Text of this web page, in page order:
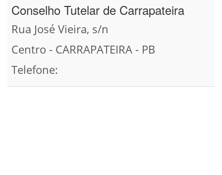
Conselho Tutelar de Carrapateira
Rua José Vieira, s/n
Centro - CARRAPATEIRA - PB
Telefone: